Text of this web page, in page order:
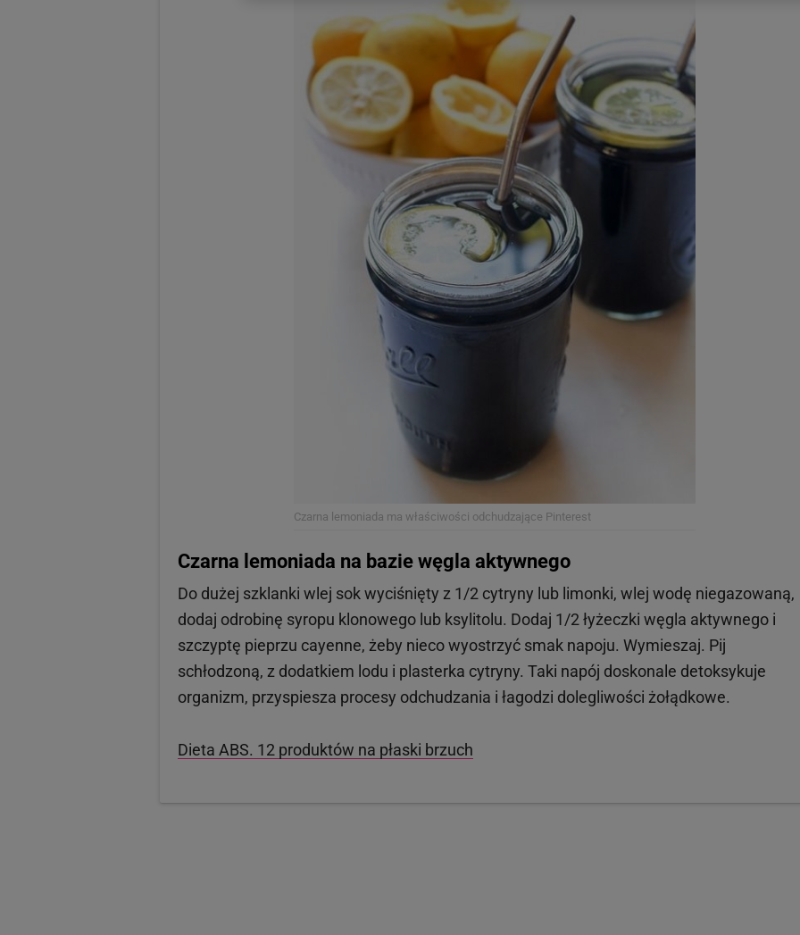
Czarna lemoniada ma właściwości odchudzające Pinterest
Czarna lemoniada na bazie węgla aktywnego
Do dużej szklanki wlej sok wyciśnięty z 1/2 cytryny lub limonki, wlej wodę niegazowaną,
dodaj odrobinę syropu klonowego lub ksylitolu. Dodaj 1/2 łyżeczki węgla aktywnego i
szczyptę pieprzu cayenne, żeby nieco wyostrzyć smak napoju. Wymieszaj. Pij
schłodzoną, z dodatkiem lodu i plasterka cytryny. Taki napój doskonale detoksykuje
organizm, przyspiesza procesy odchudzania i łagodzi dolegliwości żołądkowe.
Dieta ABS. 12 produktów na płaski brzuch
dotyczące plików cookie, wywołując narzędzie do zarządzania twoimi preferencjami dot.
odnośnik „Ustawienia prywatności ” w stopce serwisu i przechodząc do „Ustawień
plików cookie możliwa jest także za pomocą ustawień przeglądarki.
My, nasi Zaufani Partnerzy i Agora S.A. możemy przetwarzać dane osobowe w następujących
Użycie dokładnych danych geolokalizacyjnych. Aktywne skanowanie charakterystyki urządzenia
Przechowywanie informacji na urządzeniu lub dostęp do nich. Spersonalizowane reklamy i treści,
badnie odbiorców i ulepszanie usług.
Lista Zaufanych Partnerów